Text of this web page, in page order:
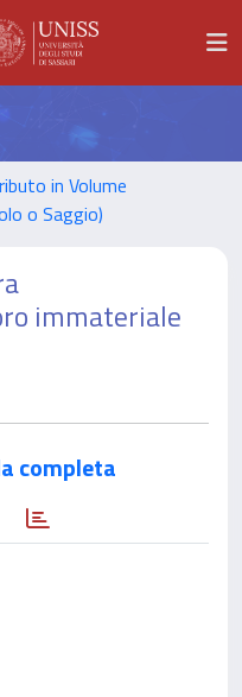
in Volume
o Saggio)
immateriale
completa